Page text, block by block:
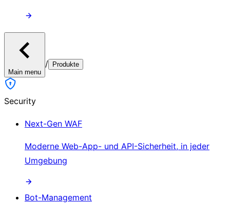
Main menu
/ Produkte
Security
Next-Gen WAF
Moderne Web-App- und API-Sicherheit, in jeder
Umgebung
Bot-Management